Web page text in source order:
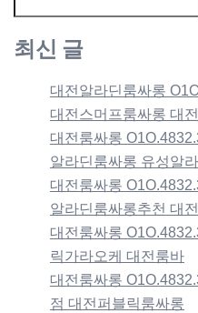
최신 글
대전알라딘룸싸롱
대전스머프룸싸롱 대
대전룸싸롱
알라딘룸싸롱 유성알
대전룸싸롱
알라딘룸싸롱추천 대
대전룸싸롱
릭가라오케 대전룸바
대전룸싸롱
점 대전퍼블릭룸싸롱